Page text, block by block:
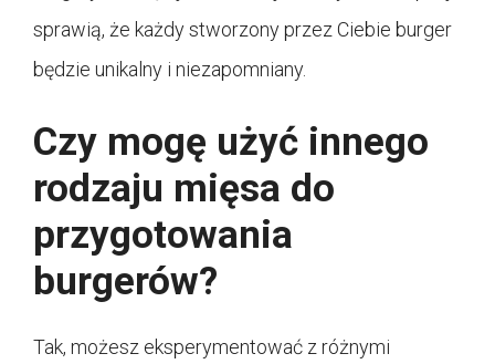
sprawią, że każdy stworzony przez Ciebie burger
będzie unikalny i niezapomniany.
Czy mogę użyć innego
rodzaju mięsa do
przygotowania
burgerów?
Tak, możesz eksperymentować z różnymi